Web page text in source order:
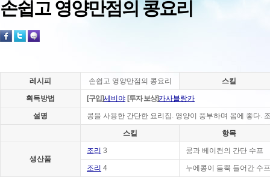
손쉽고 영양만점의 콩요리
레시피 손쉽고 영양만점의 콩요리 스킬
획득방법 [구입]세비야 [투자 보상]카사블랑카
설명 콩을 사용한 간단한 요리집. 영양이 풍부하며 몸에 좋다.
스킬 항목
생산품
조리 3 콩과 베이컨의 간단 수프
조리 4 누에콩이 듬뿍 들어간 수프